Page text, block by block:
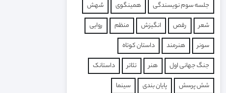
جلسه سوم نویسندگی
همینگوی
سُهش
شعر
رقص انگیزش منظم
روایی
سونر
هنرمند
داستان کوتاه
جنگ جهانی اول
هنر تئاتر
داستانک
شش پرسش
پایان بندی
سینما